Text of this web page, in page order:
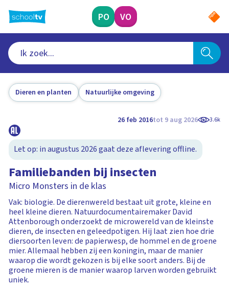
naar
hoofdinhoud
PO VO
Dieren en planten Natuurlijke omgeving
26 feb 2016tot 9 aug 2026 3.6k
Let op: in augustus 2026 gaat deze aflevering offline.
Familiebanden bij insecten
Micro Monsters in de klas
Vak: biologie. De dierenwereld bestaat uit grote, kleine en
heel kleine dieren. Natuurdocumentairemaker David
Attenborough onderzoekt de microwereld van de kleinste
dieren, de insecten en geleedpotigen. Hij laat zien hoe drie
diersoorten leven: de papierwesp, de hommel en de groene
mier. Allemaal hebben zij een koningin, maar de manier
waarop die wordt gekozen is bij elke soort anders. Bij de
groene mieren is de manier waarop larven worden gebruikt
uniek.